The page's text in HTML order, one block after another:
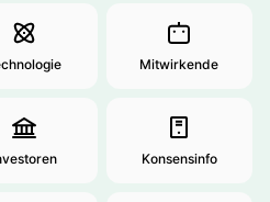
Mitwirkende
Konsensinfo